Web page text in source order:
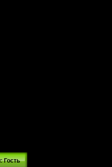
Гость